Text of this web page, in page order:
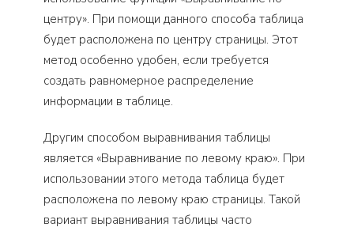
центру». При помощи данного способа таблица
будет расположена по центру страницы. Этот
метод особенно удобен, если требуется
создать равномерное распределение
информации в таблице.
Другим способом выравнивания таблицы
является «Выравнивание по левому краю». При
использовании этого метода таблица будет
расположена по левому краю страницы. Такой
вариант выравнивания таблицы часто